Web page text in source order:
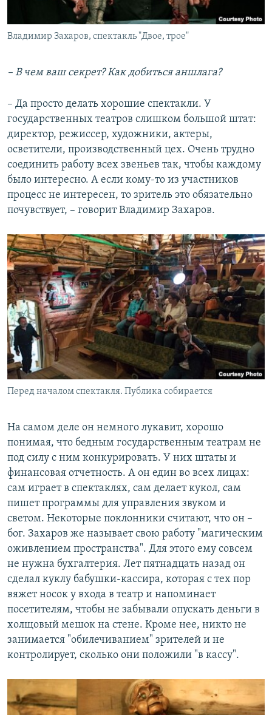
Владимир Захаров, спектакль "Двое, трое"
– В чем ваш секрет? Как добиться аншлага?
– Да просто делать хорошие спектакли. У
государственных театров слишком большой штат:
директор, режиссер, художники, актеры,
осветители, производственный цех. Очень трудно
соединить работу всех звеньев так, чтобы каждому
было интересно. А если кому-то из участников
процесс не интересен, то зритель это обязательно
почувствует, – говорит Владимир Захаров.
Перед началом спектакля. Публика собирается
На самом деле он немного лукавит, хорошо
понимая, что бедным государственным театрам не
под силу с ним конкурировать. У них штаты и
финансовая отчетность. А он един во всех лицах:
сам играет в спектаклях, сам делает кукол, сам
пишет программы для управления звуком и
светом. Некоторые поклонники считают, что он –
бог. Захаров же называет свою работу "магическим
оживлением пространства". Для этого ему совсем
не нужна бухгалтерия. Лет пятнадцать назад он
сделал куклу бабушки-кассира, которая с тех пор
вяжет носок у входа в театр и напоминает
посетителям, чтобы не забывали опускать деньги в
холщовый мешок на стене. Кроме нее, никто не
занимается "обилечиванием" зрителей и не
контролирует, сколько они положили "в кассу".